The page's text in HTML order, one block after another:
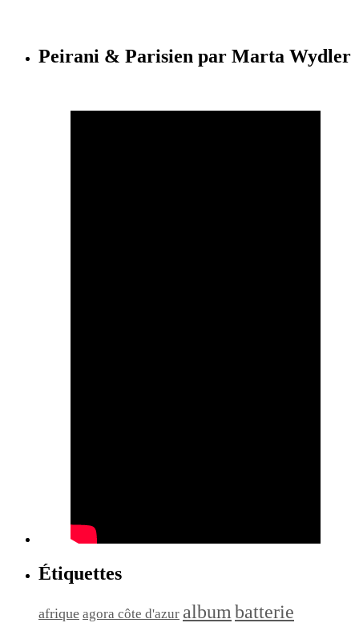
Peirani & Parisien par Marta Wydler
Étiquettes
afrique agora côte d'azur album batterie